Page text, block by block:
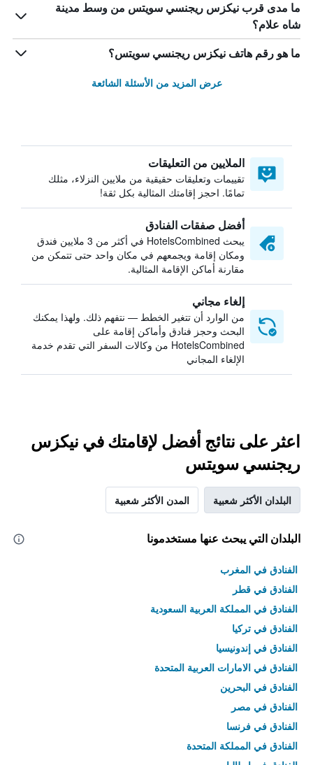
ما مدى قرب نيكزس ريجنسي سويتس من وسط مدينة
شاه علام؟
ما هو رقم هاتف نيكزس ريجنسي سويتس؟
عرض المزيد من الأسئلة الشائعة
الملايين من التعليقات
تقييمات وتعليقات حقيقية من ملايين النزلاء، مثلك
تمامًا. احجز إقامتك المثالية بكل ثقة!
أفضل صفقات الفنادق
يبحث HotelsCombined في أكثر من 3 ملايين فندق
ومكان إقامة ويجمعهم في مكان واحد حتى تتمكن من
مقارنة أماكن الإقامة المثالية.
إلغاء مجاني
من الوارد أن تتغير الخطط — نتفهم ذلك. ولهذا يمكنك
البحث وحجز فنادق وأماكن إقامة على
HotelsCombined من وكالات السفر التي تقدم خدمة
الإلغاء المجاني
اعثر على نتائج أفضل لإقامتك في نيكزس
ريجنسي سويتس
البلدان الأكثر شعبية المدن الأكثر شعبية
البلدان التي يبحث عنها مستخدمونا
الفنادق في المغرب
الفنادق في قطر
الفنادق في المملكة العربية السعودية
الفنادق في تركيا
الفنادق في إندونيسيا
الفنادق في الامارات العربية المتحدة
الفنادق في البحرين
الفنادق في مصر
الفنادق في فرنسا
الفنادق في المملكة المتحدة